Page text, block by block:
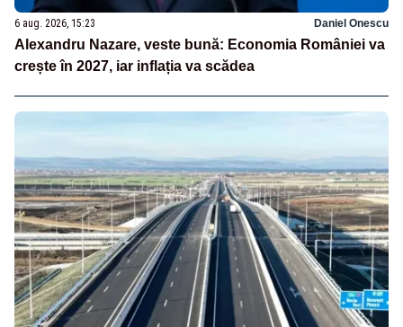
6 aug. 2026, 15:23 Daniel Onescu
Alexandru Nazare, veste bună: Economia României va
crește în 2027, iar inflația va scădea